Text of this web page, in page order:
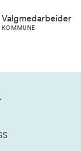
Valgmedarbeider
KOMMUNE